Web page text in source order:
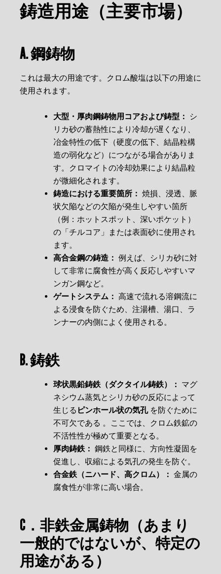
鋳造用途（主要市場）
A. 鋼鋳物
これは最大の用途です。クロム酸塩は以下の用途に
使用されます。
大型・厚肉鋼鋳物用コアおよび鋳型：
シ
リカ砂の蓄熱性により冷却が遅くなり、
冶金特性の低下（硬度の低下、結晶粒構
造の弱化など）につながる場合がありま
す。クロマイトの冷却効果により結晶粒
が微細化されます。
鋳造における重要箇所： 焼損、浸透、脈
状欠陥などの欠陥が発生しやすい箇所
（例：ホットスポット、深いポケット）
の「チルコア」または表面砂に使用され
ます。
高合金鋼の鋳造： 例えば、シリカ砂に対
して非常に腐食性が高く反応しやすいマ
ンガン鋼など。
ゲートシステム： 高速で流れる溶鋼流に
よる浸食を防ぐため、注湯槽、湯口、ラ
ンナーの内側によく使用される。
B. 鋳鉄
球状黒鉛鋳鉄（ダクタイル鋳鉄）： マグ
ネシウム蒸気とシリカ砂の反応によって
生じる ピンホール状の気孔を防ぐために
不可欠である 。ここでは、クロム鉄鉱の
不活性性が極めて重要となる。
厚肉鋳鉄： 鋼鉄と同様に、方向性凝固を
促進し、収縮による気孔の発生を防ぐ。
合金鉄（ニハード、高クロム）： 金属の
腐食性が非常に高い場合。
C．非鉄金属鋳物（あまり
一般的ではないが、特定の
用途がある）